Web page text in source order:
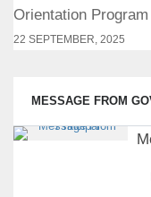
Orientation
22 SEPTEMBER, 2025
MESSAGE FROM